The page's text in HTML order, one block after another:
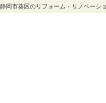
静岡市葵区のリフォーム・リノベーシ